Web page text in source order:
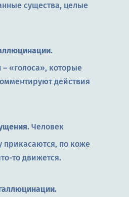
существа, целые
«голоса», которые
действия
. Человек
прикасаются, по коже
то движется.